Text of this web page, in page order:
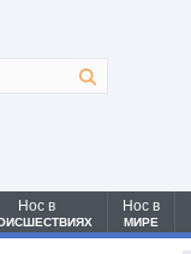
Нос в Нос в
МИРЕ